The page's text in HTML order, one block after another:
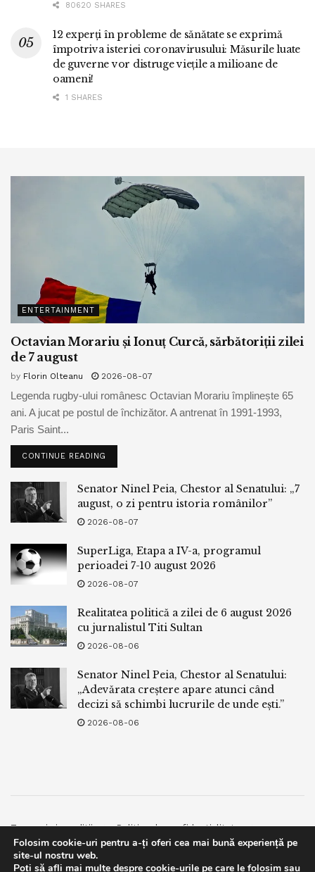
80620 SHARES
12 experți în probleme de sănătate se exprimă
împotriva isteriei coronavirusului: Măsurile luate
de guverne vor distruge viețile a milioane de
oameni!
1 SHARES
ENTERTAINMENT
Octavian Morariu și Ionuț Curcă, sărbătoriții zilei
de 7 august
by Florin Olteanu 2026-08-07
Legenda rugby-ului românesc Octavian Morariu împlinește 65
ani. A jucat pe postul de închizător. A antrenat în 1991-1993,
Paris Saint...
CONTINUE READING
Senator Ninel Peia, Chestor al Senatului: „7
august, o zi pentru istoria românilor”
2026-08-07
SuperLiga, Etapa a IV-a, programul
perioadei 7-10 august 2026
2026-08-07
Realitatea politică a zilei de 6 august 2026
cu jurnalistul Titi Sultan
2026-08-06
Senator Ninel Peia, Chestor al Senatului:
„Adevărata creștere apare atunci când
decizi să schimbi lucrurile de unde ești.”
2026-08-06
Termeni si conditii
Politica de confidentialitate
Facebook
Contact
© 2019bpnews- Business & Politics Newsbpnews.
Folosim cookie-uri pentru a-ți oferi cea mai bună experiență pe
site-ul nostru web.
Poți să afli mai multe despre cookie-urile pe care le folosim sau